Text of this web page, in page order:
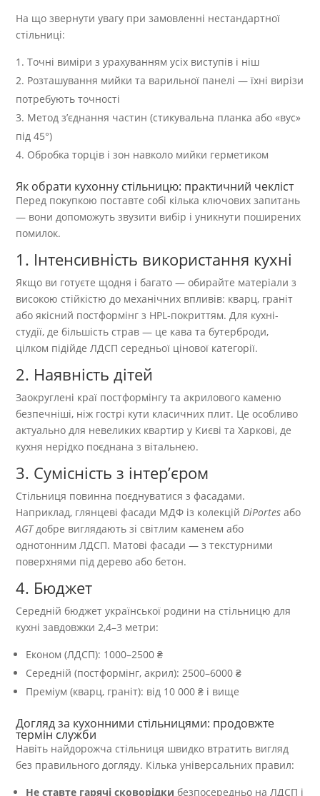
На що звернути увагу при замовленні нестандартної
стільниці:
Точні виміри з урахуванням усіх виступів і ніш
Розташування мийки та варильної панелі — їхні вирізи
потребують точності
Метод з’єднання частин (стикувальна планка або «вус»
під 45°)
Обробка торців і зон навколо мийки герметиком
Як обрати кухонну стільницю: практичний чекліст
Перед покупкою поставте собі кілька ключових запитань
— вони допоможуть звузити вибір і уникнути поширених
помилок.
1. Інтенсивність використання кухні
Якщо ви готуєте щодня і багато — обирайте матеріали з
високою стійкістю до механічних впливів: кварц, граніт
або якісний постформінг з HPL-покриттям. Для кухні-
студії, де більшість страв — це кава та бутерброди,
цілком підійде ЛДСП середньої цінової категорії.
2. Наявність дітей
Заокруглені краї постформінгу та акрилового каменю
безпечніші, ніж гострі кути класичних плит. Це особливо
актуально для невеликих квартир у Києві та Харкові, де
кухня нерідко поєднана з вітальнею.
3. Сумісність з інтер’єром
Стільниця повинна поєднуватися з фасадами.
Наприклад, глянцеві фасади МДФ із колекційDiPortes або
AGTдобре виглядають зі світлим каменем або
однотонним ЛДСП. Матові фасади — з текстурними
поверхнями під дерево або бетон.
4. Бюджет
Середній бюджет української родини на стільницю для
кухні завдовжки 2,4–3 метри:
Економ (ЛДСП): 1000–2500 ₴
Середній (постформінг, акрил): 2500–6000 ₴
Преміум (кварц, граніт): від 10 000 ₴ і вище
Догляд за кухонними стільницями: продовжте
термін служби
Навіть найдорожча стільниця швидко втратить вигляд
без правильного догляду. Кілька універсальних правил:
Не ставте гарячі сковорідки безпосередньо на ЛДСП і